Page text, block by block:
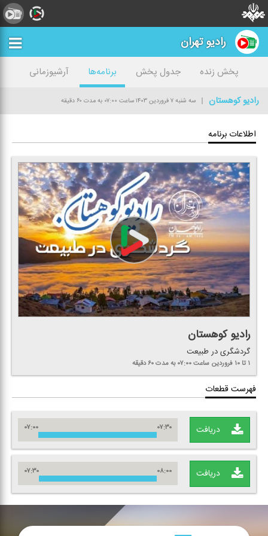
رادیو تهران
پخش زنده جدول پخش برنامه‌ها
آرشیوزمانی
رادیو كوهستان
سه شنبه ۷ فروردین ۱۴۰۳ ساعت ۰۷:۰۰ به مدت ۶۰ دقیقه
اطلاعات برنامه
رادیو كوهستان
گردشگری در طبیعت
۱ تا ۱۰ فروردین ساعت ۰۷:۰۰ به مدت ۶۰ دقیقه
فهرست قطعات
دریافت ۰۷:۰۰ ۰۷:۳۰
دریافت ۰۷:۳۰ ۰۸:۰۰